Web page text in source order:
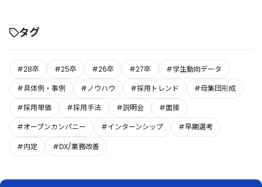
タグ
#28卒 #25卒 #26卒 #27卒
#学生動向データ
#具体例・事例
#ノウハウ #採用トレンド
#母集団形成
#採用単価
#採用手法 #説明会
#面接
#オープンカンパニー
#インターンシップ
#早期選考
#内定
#DX/業務改善